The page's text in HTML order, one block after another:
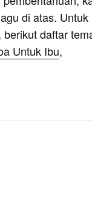
di atas.
daftar
Untuk Ibu,